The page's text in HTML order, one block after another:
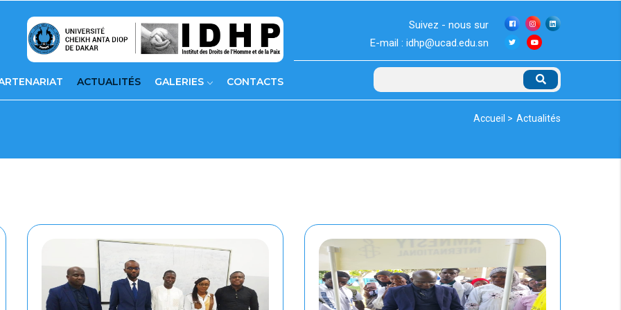
Suivez - nous sur
E-mail : idhp@ucad.edu.sn
ACTUALITÉS GALERIES CONTACTS Rechercher
Fil
Accueil > Actualités